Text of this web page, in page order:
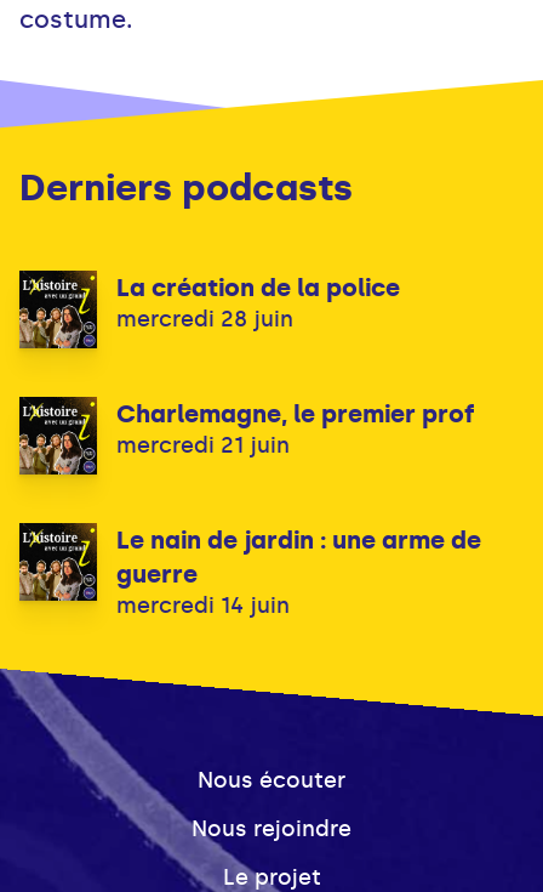
costume.
Derniers podcasts
La création de la police
mercredi 28 juin
Charlemagne, le premier prof
mercredi 21 juin
Le nain de jardin : une arme de
guerre
mercredi 14 juin
Nous écouter
Nous rejoindre
Le projet